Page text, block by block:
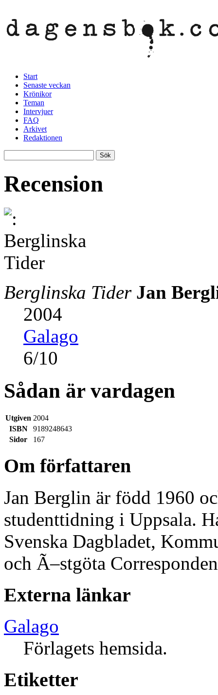
Start
Senaste veckan
Krönikor
Teman
Intervjuer
FAQ
Arkivet
Redaktionen
Recension
Berglinska Tider Jan
2004
Galago
6/10
Sådan är vardagen
Utgiven 2004
ISBN
9189248643
Sidor
167
Om författaren
Jan Berglin är född 1960
studenttidning i Uppsala.
Svenska Dagbladet,
och Ã–stgöta
Externa länkar
Galago
Förlagets hemsida.
Etiketter